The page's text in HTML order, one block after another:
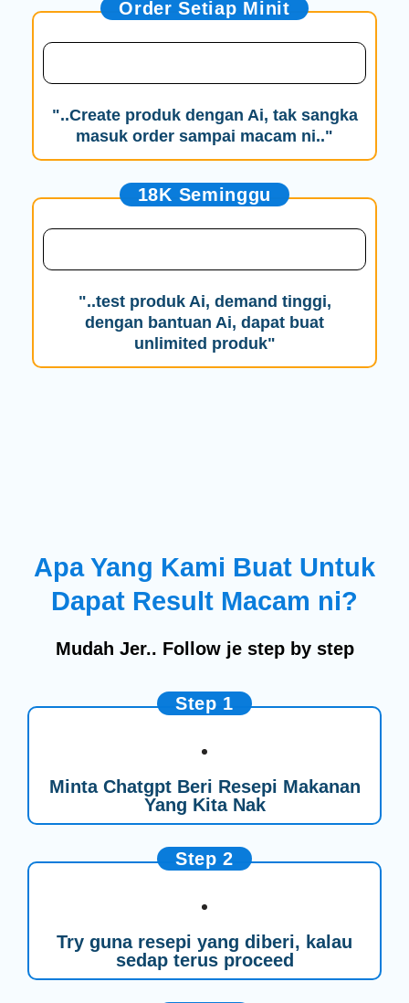
Order Setiap Minit
"..Create produk dengan Ai, tak sangka
masuk order sampai macam ni.."
18K Seminggu
"..test produk Ai, demand tinggi,
dengan bantuan Ai, dapat buat
unlimited produk"
Apa Yang Kami Buat Untuk
Dapat Result Macam ni?
Mudah Jer.. Follow je step by step
Step 1
Minta Chatgpt Beri Resepi Makanan
Yang Kita Nak
Step 2
Try guna resepi yang diberi, kalau
sedap terus proceed